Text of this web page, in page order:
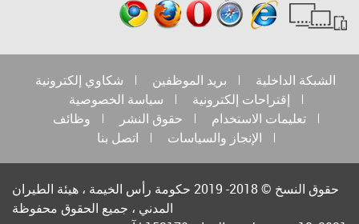
الشبكة الداخلية بريد الموظفين
شكاوي إلكترونية
إقتراحات إلكترونية
سياسة الخصوصية
تعليمات الاستخدام
حقوق النشر
وظائف
الإنجاز والسياسات
اتصل بنا
حقوق النسخ © 2018- 2019 حكومة رأس الخيمة ، هيئة الطيران
المدني ، جميع الحقوق محفوظة